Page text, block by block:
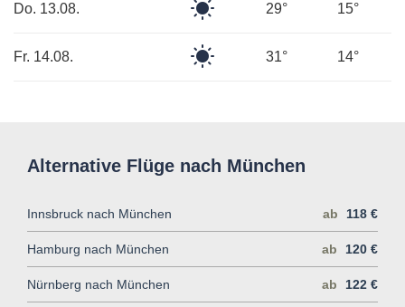
Do. 13.08. 29° 15°
Fr. 14.08. 31° 14°
Alternative Flüge nach München
Innsbruck nach München ab 118 €
Hamburg nach München ab 120 €
Nürnberg nach München ab 122 €